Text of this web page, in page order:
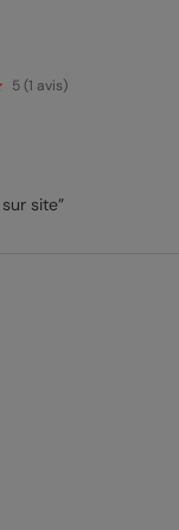
5(1 avis)
site”